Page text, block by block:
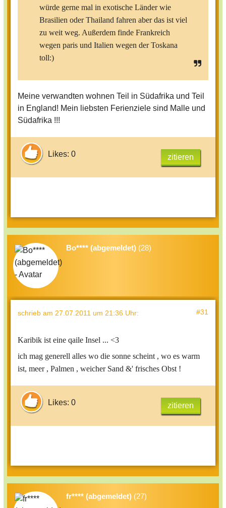
würde gerne mal in exotische Länder wie
Brasilien oder Thailand fahren aber das ist viel
zu weit weg. Außerdem finde Frankreich
wegen paris und Italien wegen der Toskana
toll:)
Meine verwandten wohnen Teil in Südafrika und Teil
in England! Mein liebsten Ferienziele sind Malle und
Südafrika !!!
Likes: 0 zitieren
Bo**** (abgemeldet) (28)
schrieb am 27.07.2011 um 21:36 Uhr: #31
Karibik ist eine qaile Insel ... <3
ich mag generell alles wo die sonne scheint , wo es warm
ist, meer , Palmen , weicher Sand &' frisches Obst !
Likes: 0 zitieren
fr**** (abgemeldet) (27)